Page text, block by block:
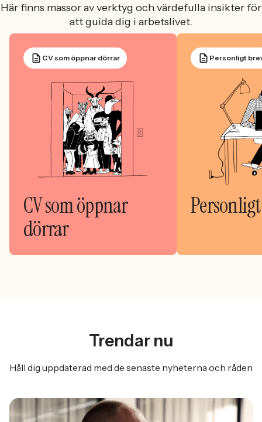
Här finns massor av verktyg och värdefulla insikter för
att guida dig i arbetslivet.
CV som öppnar dörrar
CV som öppnar
dörrar
Personligt
Trendar nu
Håll dig uppdaterad med de senaste nyheterna och råden